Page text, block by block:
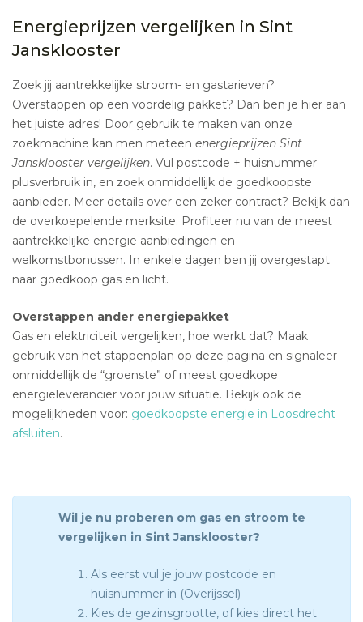
Energieprijzen vergelijken in Sint
Jansklooster
Zoek jij aantrekkelijke stroom- en gastarieven?
Overstappen op een voordelig pakket? Dan ben je hier aan
het juiste adres! Door gebruik te maken van onze
zoekmachine kan men meteen energieprijzen Sint
Jansklooster vergelijken. Vul postcode + huisnummer
plusverbruik in, en zoek onmiddellijk de goedkoopste
aanbieder. Meer details over een zeker contract? Bekijk dan
de overkoepelende merksite. Profiteer nu van de meest
aantrekkelijke energie aanbiedingen en
welkomstbonussen. In enkele dagen ben jij overgestapt
naar goedkoop gas en licht.
Overstappen ander energiepakket
Gas en elektriciteit vergelijken, hoe werkt dat? Maak
gebruik van het stappenplan op deze pagina en signaleer
onmiddellijk de “groenste” of meest goedkope
energieleverancier voor jouw situatie. Bekijk ook de
mogelijkheden voor: goedkoopste energie in Loosdrecht
afsluiten.
Wil je nu proberen om gas en stroom te
vergelijken in Sint Jansklooster?
Als eerst vul je jouw postcode en
huisnummer in (Overijssel)
Kies de gezinsgrootte, of kies direct het